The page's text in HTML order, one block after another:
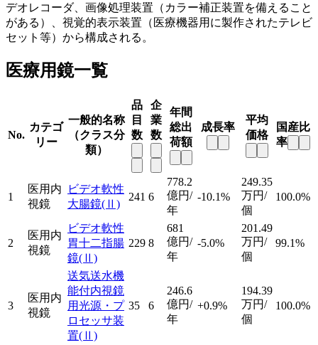
デオレコーダ、画像処理装置（カラー補正装置を備えること
がある）、視覚的表示装置（医療機器用に製作されたテレビ
セット等）から構成される。
医療用鏡一覧
No.
カテゴ
リー
一般的名称
（クラス分
類）
品
目
数
企
業
数
年間
総出
荷額
成長率
平均
価格
国産比
率
1
医用内
視鏡
ビデオ軟性
大腸鏡(Ⅱ)
241 6
778.2
億円/
年
-10.1%
249.35
万円/
個
100.0%
2
医用内
視鏡
ビデオ軟性
胃十二指腸
鏡(Ⅱ)
229 8
681
億円/
年
-5.0%
201.49
万円/
個
99.1%
3
医用内
視鏡
送気送水機
能付内視鏡
用光源・プ
ロセッサ装
置(Ⅱ)
35 6
246.6
億円/
年
+0.9%
194.39
万円/
個
100.0%